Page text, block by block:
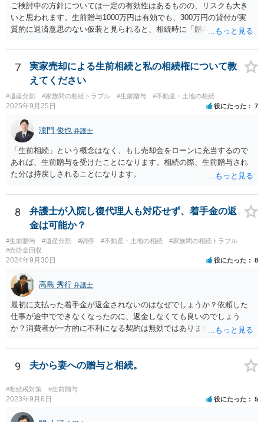
ご検討中の方針については一定の有効性はあるものの、リスクも大き
いと思われます。生前贈与1000万円は有効でも、300万円の貸付が実
質的に返済意思のない仮装と見られると、相続時に「贈与」と評価さ
法として考えられるものとしては、 ①信託（家族信託・目的信託） 財
産を信託口に移し、受託者（信頼できる友人や専門職）に管理させ、
・生存中はあなたの生活費・介護費に優先充当 ・残余を友人や慈善団
体へ と使途を厳格に指定。相続ではなく信託帰属になるため、子の関
与を大きく排除できます。 ②遺言＋生命保険の組合せ 生活資金は手元
に残し、余剰資金で受取人を友人・団体にした保険を活用。保険金は
相続財産とは別枠で、遺留分対策にも有効と思われます。 ③負担付死
因贈与 「介護・見守り等を条件に、死亡時に財産を渡す」契約。条件
不履行なら無効にでき、老後の安心を担保できます。 ④ 寄附予約＋解
除条件 慈善団体への寄附を予約しつつ、資金不足時は解除できる条項
を設定。 などがあり得るかと思われます。
7
実家売却による生前相続と私の相続権について教
えてください
#遺産分割 #家族間の相続トラブル #生前贈与 #不動産・土地の相続
2025年9月25日 役にたった 7
濵門 俊也 弁護士
「生前相続」という概念はなく、もし売却金をローンに充当するので
あれば、生前贈与を受けたことになります。相続の際、生前贈与され
た分は持戻しされることになります。
8
弁護士が入院し復代理人も対応せず、着手金の返
金は可能か？
#生前贈与 #遺産分割 #調停 #不動産・土地の相続
#家族間の相続トラブル
#売掛金回収
2024年9月30日 役にたった 8
高島 秀行 弁護士
最初に支払った着手金が返金されないのはなぜでしょうか？依頼した
仕事が途中でできなくなったのに、返金しなくても良いのでしょう
か？消費者が一方的に不利になる契約は無効ではありませんか？
務があると思います。 倒れた弁護士が所属する弁護士会に相談さ
れた方がよいと思います。 倒れた弁護士は脳梗塞で倒れたようで
すが、 判断能力があり、復代理を倒れた弁護士の判断で復代理を
選任したのか 即ち、復代理人の選任は有効なのかという問題もあ
ると思います。
9 夫から妻への贈与と相続。
#相続税対策 #生前贈与
2023年9月6日 役にたった 5